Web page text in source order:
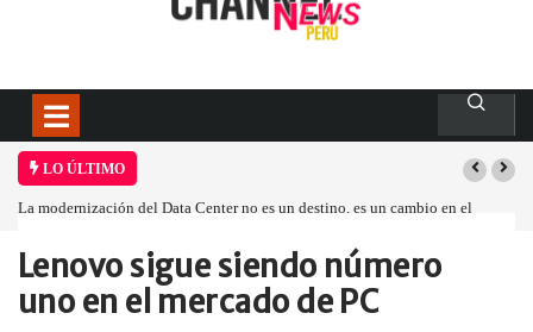
LO ÚLTIMO
La modernización del Data Center no es un destino, es un cambio en el
Home
Empresa Lenovo sigue siendo…
Lenovo sigue siendo número
uno en el mercado de PC